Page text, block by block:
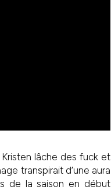
lâche des fuck et
transpirait d’une aura
de la saison en début